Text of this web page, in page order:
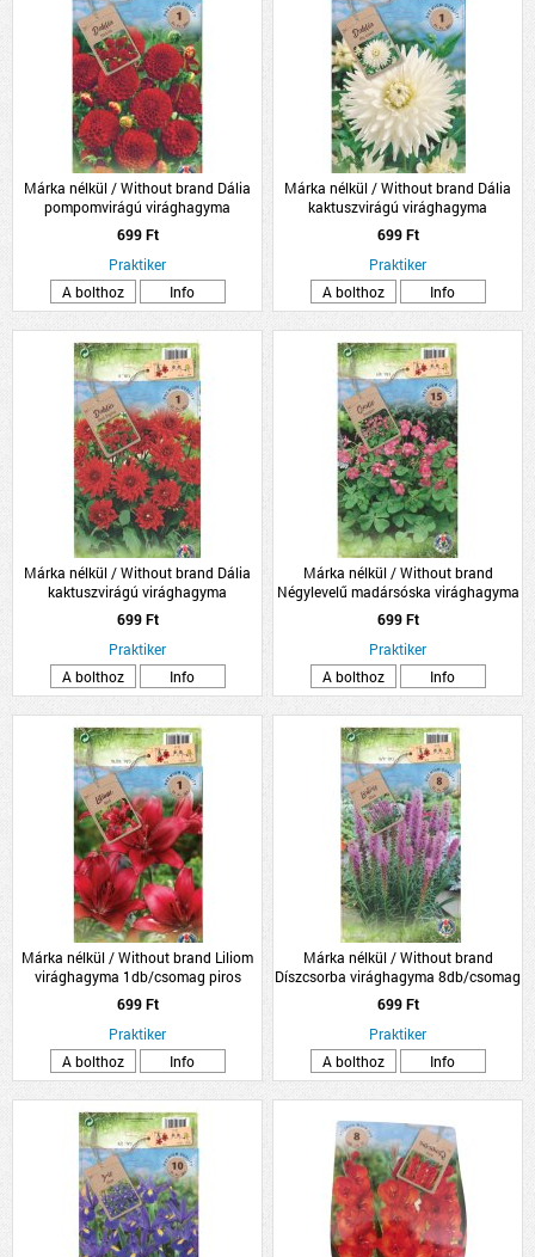
Márka nélkül / Without brand Dália
pompomvirágú virághagyma
1db/csomag piros
699 Ft
Praktiker
A bolthoz
Info
Márka nélkül / Without brand Dália
kaktuszvirágú virághagyma
1db/csomag fehér
699 Ft
Praktiker
A bolthoz
Info
Márka nélkül / Without brand Dália
kaktuszvirágú virághagyma
1db/csomag piros
699 Ft
Praktiker
A bolthoz
Info
Márka nélkül / Without brand
Négylevelű madársóska virághagyma
15db/csomag
699 Ft
Praktiker
A bolthoz
Info
Márka nélkül / Without brand Liliom
virághagyma 1db/csomag piros
699 Ft
Praktiker
A bolthoz
Info
Márka nélkül / Without brand
Díszcsorba virághagyma 8db/csomag
kék
699 Ft
Praktiker
A bolthoz
Info